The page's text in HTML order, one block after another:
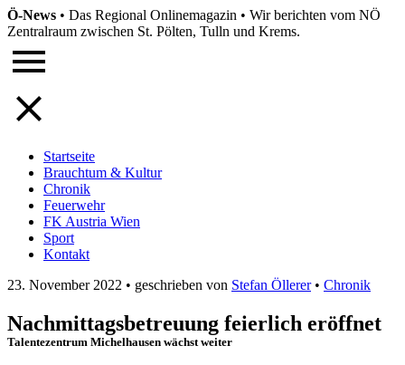
Ö-News • Das Regional Onlinemagazin • Wir berichten vom NÖ
Zentralraum zwischen St. Pölten, Tulln und Krems.
Startseite
Brauchtum & Kultur
Chronik
Feuerwehr
FK Austria Wien
Sport
Kontakt
23. November 2022 • geschrieben von Stefan Öllerer • Chronik
Nachmittagsbetreuung feierlich eröffnet
Talentezentrum Michelhausen wächst weiter